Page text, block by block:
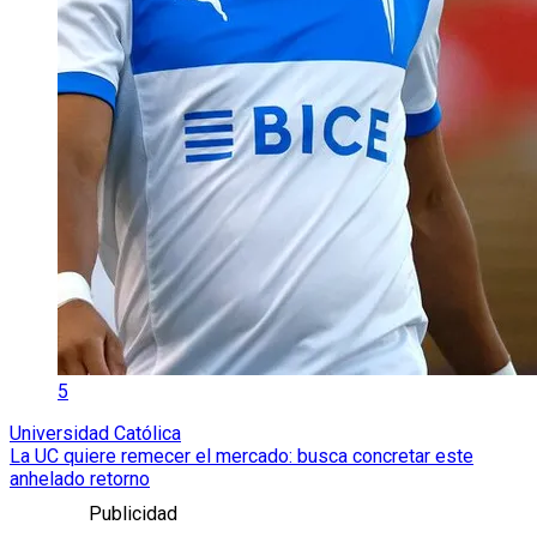
5
Universidad Católica
La UC quiere remecer el mercado: busca concretar este
anhelado retorno
Publicidad